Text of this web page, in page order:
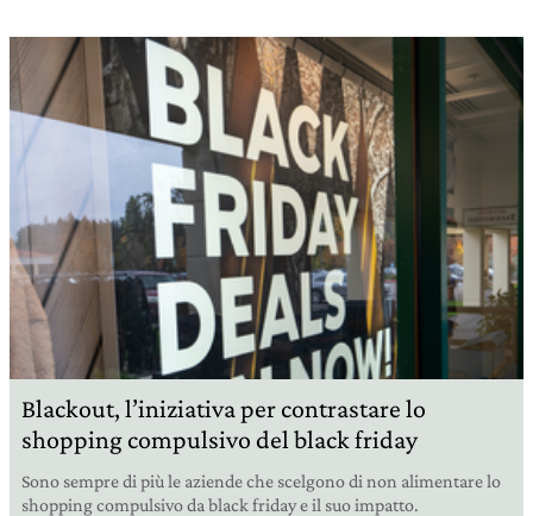
Blackout, l’iniziativa per contrastare lo
shopping compulsivo del black friday
Sono sempre di più le aziende che scelgono di non alimentare lo
shopping compulsivo da black friday e il suo impatto.